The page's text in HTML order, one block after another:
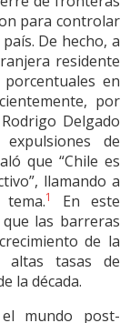
para controlar
De hecho, a
residente
en
por
Delgado
de
que “Chile es
llamando a
1
En este
las barreras
de la
altas tasas de
la década.
mundo post-